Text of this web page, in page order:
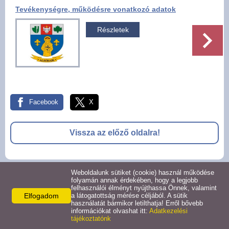
Pályázatok
Választási információk -
Felsőrajk
Alsórajk
Tevékenységre, működésre vonatkozó adatok
Részletek
Facebook X
Vissza az előző oldalra!
© 2026 -
Adatkezelési tájékoztató Oldal információk Impresszum
Elfogadom
Weboldalunk sütiket (cookie) használ működése
folyamán annak érdekében, hogy a legjobb
felhasználói élményt nyújthassa Önnek, valamint
a látogatottság mérése céljából. A sütik
használatát bármikor letilthatja! Erről bővebb
információkat olvashat itt: Adatkezelési
tájékoztatónk